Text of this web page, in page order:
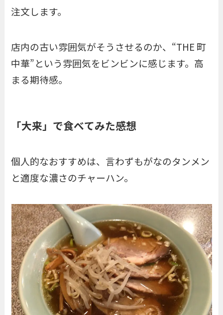
注文します。
店内の古い雰囲気がそうさせるのか、“THE 町
中華”という雰囲気をビンビンに感じます。高
まる期待感。
「大来」で食べてみた感想
個人的なおすすめは、言わずもがなのタンメン
と適度な濃さのチャーハン。